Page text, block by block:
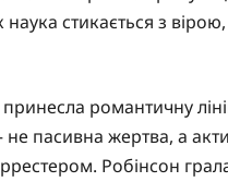
стикається з
романтичну
не пасивна жертва, а
Робінсон